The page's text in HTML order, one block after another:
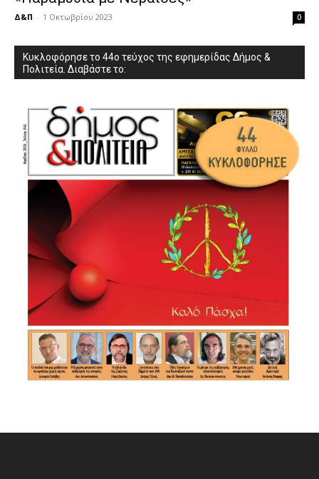
Δ&Π - 1 Οκτωβρίου 2023 0
Κυκλοφόρησε το 44ο τεύχος της εφημερίδας Δήμος &
Πολιτεία. Διαβάστε το: